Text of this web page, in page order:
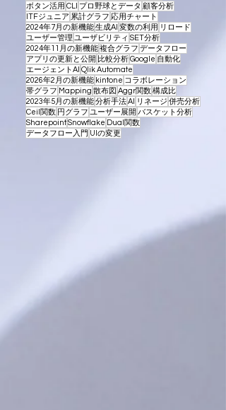
ボタン活用 CLI プロ野球とデータ 顧客分析
ITFジュニア 累計グラフ 応用チャート
2024年7月の新機能生成AI 変数の利用 リロード
ユーザー管理 ユーザビリティ SET分析
2024年11月の新機能複合グラフ データフロー
アプリの更新と公開 比較分析Google 自動化
エージェントAI Qlik Automate
2026年2月の新機能 kintone コラボレーション
帯グラフ Mapping 散布図 Aggr関数構成比
2023年5月の新機能分析手法AI リネージ 併売分析
Ceil関数 円グラフ ユーザー展開 バスケット分析
SharepointSnowflake Dual関数
データフロー入門 UIの変更